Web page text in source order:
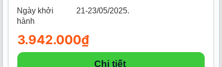
Ngày khởi
hành
21-23/05/2025.
3.942.000₫
Chi tiết